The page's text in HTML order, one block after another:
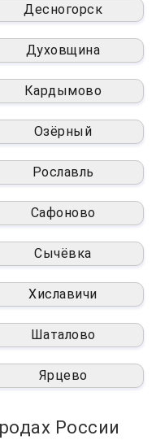
Десногорск
Духовщина
Кардымово
Озёрный
Рославль
Сафоново
Сычёвка
Хиславичи
Шаталово
Ярцево
России